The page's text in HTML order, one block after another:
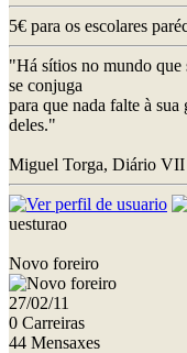
5€ para os escolares
"Há sítios no mundo que
se conjuga
para que nada falte à
deles."
Miguel Torga, Diário VII
uesturao
Novo foreiro
27/02/11
0 Carreiras
44 Mensaxes